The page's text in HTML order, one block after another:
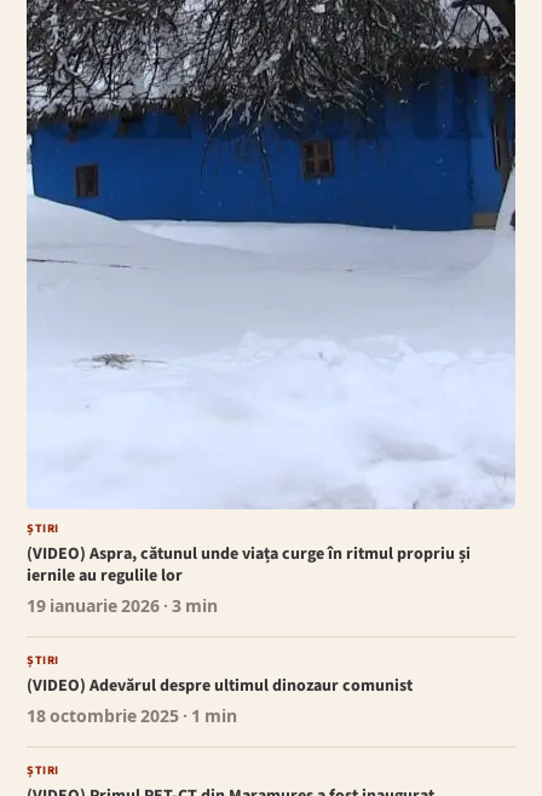
ȘTIRI
(VIDEO) Aspra, cătunul unde viața curge în ritmul propriu și
iernile au regulile lor
19 ianuarie 2026 · 3 min
ȘTIRI
(VIDEO) Adevărul despre ultimul dinozaur comunist
18 octombrie 2025 · 1 min
ȘTIRI